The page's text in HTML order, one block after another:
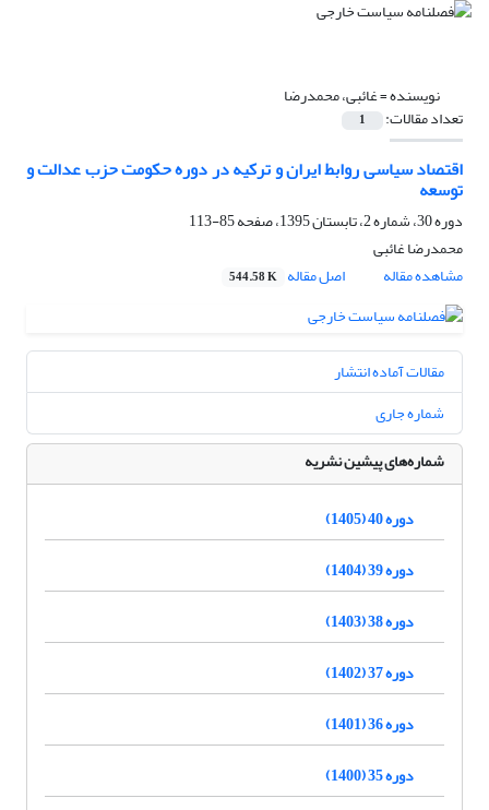
نویسنده =غائبی، محمدرضا
تعداد مقالات: 1
اقتصاد سیاسی روابط ایران و ترکیه در دوره حکومت حزب عدالت و
توسعه
دوره 30، شماره 2، تابستان 1395، صفحه
85-113
محمدرضا غائبی
مشاهده مقاله
اصل مقاله 544.58 K
مقالات آماده انتشار
شماره جاری
شماره‌های پیشین نشریه
دوره 40 (1405)
دوره 39 (1404)
دوره 38 (1403)
دوره 37 (1402)
دوره 36 (1401)
دوره 35 (1400)